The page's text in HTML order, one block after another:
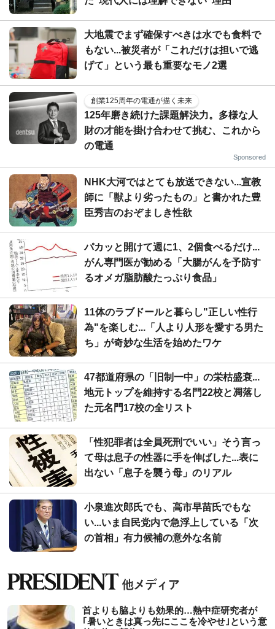
大地震でまず確保すべきは水でも食料で
もない...被災者が「これだけは担いで逃
げて」という最も重要なモノ2選
創業125周年の電通が描く未来
125年磨き続けた課題解決力。多様な人
財の才能を掛け合わせて挑む、これから
の電通
Sponsored
NHK大河ではとても放送できない...宣教
師に「獣より劣ったもの」と書かれた豊
臣秀吉のおぞましき性欲
パカッと開けて週に1、2個食べるだけ...
がん専門医が勧める「大腸がんを予防す
るオメガ脂肪酸たっぷり食品」
11体のラブドールと暮らし"正しい性行
為"を楽しむ...「人より人形を愛する男た
ち」が奇妙な生活を始めたワケ
47都道府県の「旧制一中」の栄枯盛衰...
地元トップを維持する名門22校と凋落し
た元名門17校の全リスト
「性犯罪者は全員死刑でいい」そう言っ
て母は息子の性器に手を伸ばした...表に
出ない「息子を襲う母」のリアル
小泉進次郎氏でも、高市早苗氏でもな
い...いま自民党内で急浮上している「次
の首相」有力候補の意外な名前
首よりも脇よりも効果的…熱中症研究者が
｢暑いときは真っ先にここを冷やせ｣という意